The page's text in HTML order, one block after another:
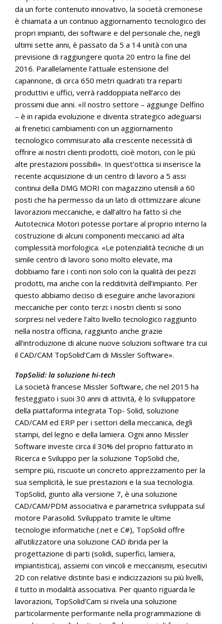
da un forte contenuto innovativo, la società cremonese
è chiamata a un continuo aggiornamento tecnologico dei
propri impianti, dei software e del personale che, negli
ultimi sette anni, è passato da 5 a 14 unità con una
previsione di raggiungere quota 20 entro la fine del
2016. Parallelamente l’attuale estensione del
capannone, di circa 650 metri quadrati tra reparti
produttivi e uffici, verrà raddoppiata nell’arco dei
prossimi due anni. «Il nostro settore – aggiunge Delfino
– è in rapida evoluzione e diventa strategico adeguarsi
ai frenetici cambiamenti con un aggiornamento
tecnologico commisurato alla crescente necessità di
offrire ai nostri clienti prodotti, cioè motori, con le più
alte prestazioni possibili». In quest’ottica si inserisce la
recente acquisizione di un centro di lavoro a 5 assi
continui della DMG MORI con magazzino utensili a 60
posti che ha permesso da un lato di ottimizzare alcune
lavorazioni meccaniche, e dall’altro ha fatto sì che
Autotecnica Motori potesse portare al proprio interno la
costruzione di alcuni componenti meccanici ad alta
complessità morfologica. «Le potenzialità tecniche di un
simile centro di lavoro sono molto elevate, ma
dobbiamo fare i conti non solo con la qualità dei pezzi
prodotti, ma anche con la redditività dell’impianto. Per
questo abbiamo deciso di eseguire anche lavorazioni
meccaniche per conto terzi: i nostri clienti si sono
sorpresi nel vedere l’alto livello tecnologico raggiunto
nella nostra officina, raggiunto anche grazie
all’introduzione di alcune nuove soluzioni software tra cui
il CAD/CAM TopSolid’Cam di Missler Software».
TopSolid: la soluzione hi-tech
La società francese Missler Software, che nel 2015 ha
festeggiato i suoi 30 anni di attività, è lo sviluppatore
della piattaforma integrata Top- Solid, soluzione
CAD/CAM ed ERP per i settori della meccanica, degli
stampi, del legno e della lamiera. Ogni anno Missler
Software investe circa il 30% del proprio fatturato in
Ricerca e Sviluppo per la soluzione TopSolid che,
sempre più, riscuote un concreto apprezzamento per la
sua semplicità, le sue prestazioni e la sua tecnologia.
TopSolid, giunto alla versione 7, è una soluzione
CAD/CAM/PDM associativa e parametrica sviluppata sul
motore Parasolid. Sviluppato tramite le ultime
tecnologie informatiche (.net e C#), TopSolid offre
all’utilizzatore una soluzione CAD ibrida per la
progettazione di parti (solidi, superfici, lamiera,
impiantistica), assiemi con vincoli e meccanismi, esecutivi
2D con relative distinte basi e indicizzazioni su più livelli,
il tutto in modalità associativa. Per quanto riguarda le
lavorazioni, TopSolid’Cam si rivela una soluzione
particolarmente performante nella programmazione di